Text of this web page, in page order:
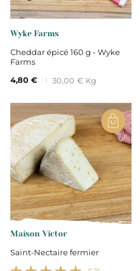
Wyke Farms
Cheddar épicé 160 g - Wyke
Farms
4,80 €
30,00 € Kg
Maison Victor
Saint-Nectaire fermier